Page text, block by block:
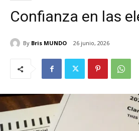
Confianza en las
By Bris MUNDO 26 junio, 2026